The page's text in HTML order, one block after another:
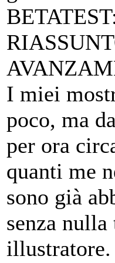
BETATEST
I miei
poco, ma
per ora
quanti me
sono già
senza
illustratore.